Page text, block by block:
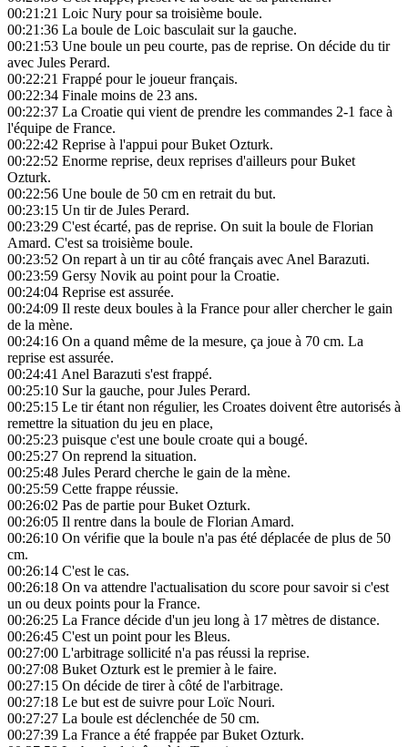
00:21:21 Loic Nury pour sa troisième boule.
00:21:36 La boule de Loic basculait sur la gauche.
00:21:53 Une boule un peu courte, pas de reprise. On décide du tir
avec Jules Perard.
00:22:21 Frappé pour le joueur français.
00:22:34 Finale moins de 23 ans.
00:22:37 La Croatie qui vient de prendre les commandes 2-1 face à
l'équipe de France.
00:22:42 Reprise à l'appui pour Buket Ozturk.
00:22:52 Enorme reprise, deux reprises d'ailleurs pour Buket
Ozturk.
00:22:56 Une boule de 50 cm en retrait du but.
00:23:15 Un tir de Jules Perard.
00:23:29 C'est écarté, pas de reprise. On suit la boule de Florian
Amard. C'est sa troisième boule.
00:23:52 On repart à un tir au côté français avec Anel Barazuti.
00:23:59 Gersy Novik au point pour la Croatie.
00:24:04 Reprise est assurée.
00:24:09 Il reste deux boules à la France pour aller chercher le gain
de la mène.
00:24:16 On a quand même de la mesure, ça joue à 70 cm. La
reprise est assurée.
00:24:41 Anel Barazuti s'est frappé.
00:25:10 Sur la gauche, pour Jules Perard.
00:25:15 Le tir étant non régulier, les Croates doivent être autorisés à
remettre la situation du jeu en place,
00:25:23 puisque c'est une boule croate qui a bougé.
00:25:27 On reprend la situation.
00:25:48 Jules Perard cherche le gain de la mène.
00:25:59 Cette frappe réussie.
00:26:02 Pas de partie pour Buket Ozturk.
00:26:05 Il rentre dans la boule de Florian Amard.
00:26:10 On vérifie que la boule n'a pas été déplacée de plus de 50
cm.
00:26:14 C'est le cas.
00:26:18 On va attendre l'actualisation du score pour savoir si c'est
un ou deux points pour la France.
00:26:25 La France décide d'un jeu long à 17 mètres de distance.
00:26:45 C'est un point pour les Bleus.
00:27:00 L'arbitrage sollicité n'a pas réussi la reprise.
00:27:08 Buket Ozturk est le premier à le faire.
00:27:15 On décide de tirer à côté de l'arbitrage.
00:27:18 Le but est de suivre pour Loïc Nouri.
00:27:27 La boule est déclenchée de 50 cm.
00:27:39 La France a été frappée par Buket Ozturk.